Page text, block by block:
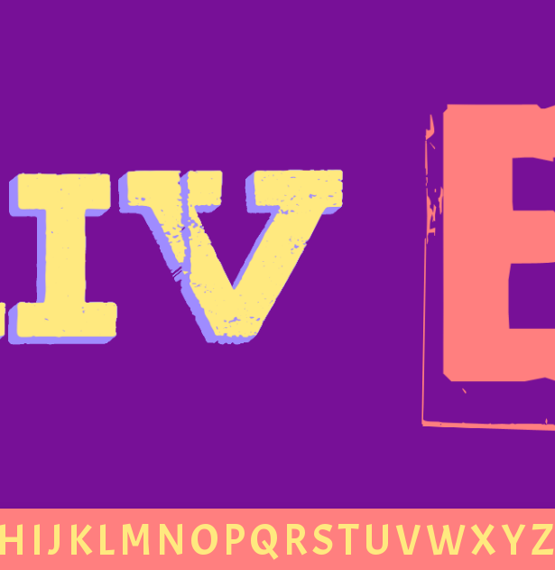
IJ KLMNOPQRSTUVWXYZ